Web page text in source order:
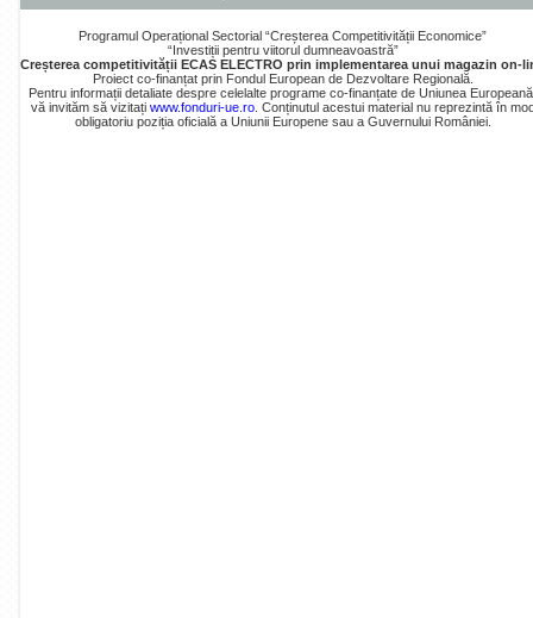
Programul Operațional Sectorial “Creșterea Competitivității Economice”
“Investiții pentru viitorul dumneavoastră”
Creșterea competitivității ECAS ELECTRO prin implementarea unui magazin on-
Proiect co-finanțat prin Fondul European de Dezvoltare Regională.
Pentru informații detaliate despre celelalte programe co-finanțate de Uniunea
vă invităm să vizitați www.fonduri-ue.ro. Conținutul acestui material nu reprezintă în
obligatoriu poziția oficială a Uniunii Europene sau a Guvernului României.